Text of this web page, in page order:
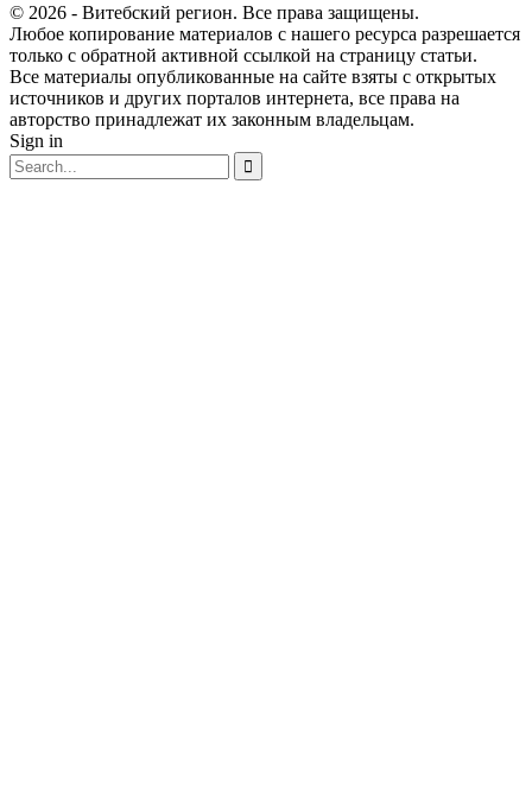
© 2026 - Витебский регион. Все права защищены.
Любое копирование материалов с нашего ресурса разрешается
только с обратной активной ссылкой на страницу статьи.
Все материалы опубликованные на сайте взяты с открытых
источников и других порталов интернета, все права на
авторство принадлежат их законным владельцам.
Sign in